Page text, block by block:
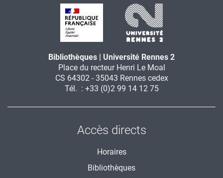
Bibliothèques | Université Rennes 2
Place du recteur Henri Le Moal
CS 64302 - 35043 Rennes cedex
Tél. : +33 (0)2 99 14 12 75
Accès directs
Horaires
Bibliothèques